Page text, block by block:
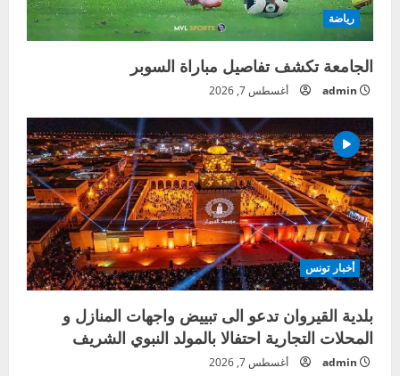
رياضة
الجامعة تكشف تفاصيل مباراة السوبر
admin أغسطس 7, 2026
أخبار تونس
بلدية القيروان تدعو الى تبييض واجهات المنازل و
المحلات التجارية احتفالا بالمولد النبوي الشريف
admin أغسطس 7, 2026